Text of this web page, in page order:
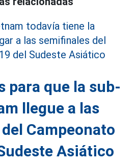
para que la sub-
llegue a las
Campeonato
Asiático